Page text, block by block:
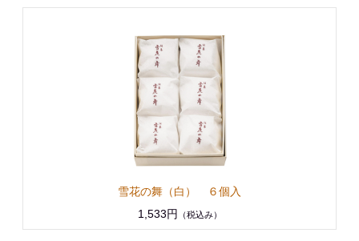
雪花の舞（白） ６個入
1,533円
（税込み）